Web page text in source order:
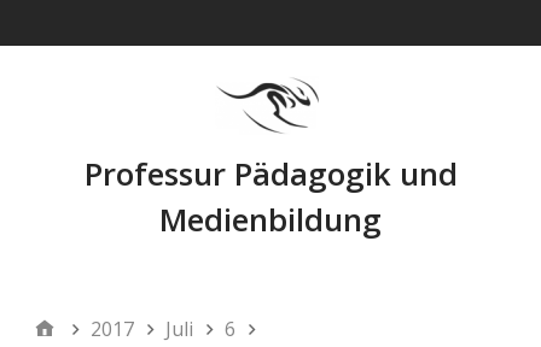
Professur Pädagogik und
Medienbildung
2017 Juli
6